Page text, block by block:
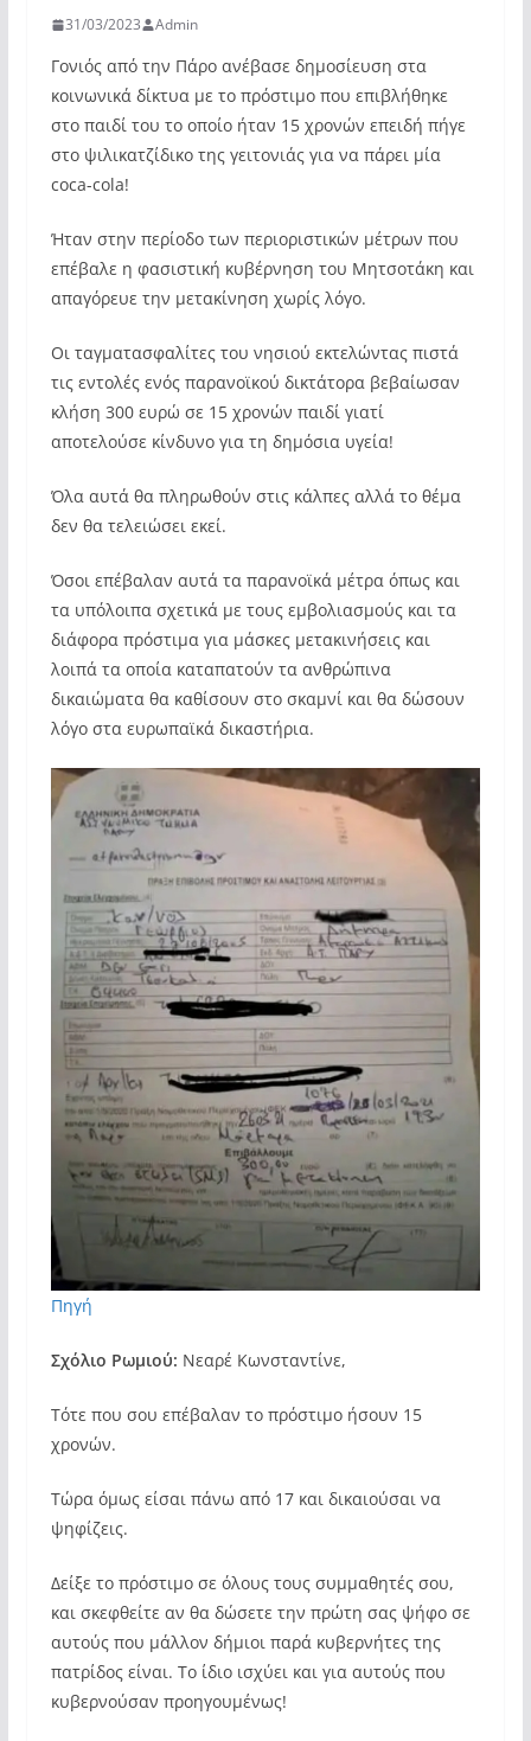
31/03/2023 Admin
Γονιός από την Πάρο ανέβασε δημοσίευση στα
κοινωνικά δίκτυα με το πρόστιμο που επιβλήθηκε
στο παιδί του το οποίο ήταν 15 χρονών επειδή πήγε
στο ψιλικατζίδικο της γειτονιάς για να πάρει μία
coca-cola!
Ήταν στην περίοδο των περιοριστικών μέτρων που
επέβαλε η φασιστική κυβέρνηση του Μητσοτάκη και
απαγόρευε την μετακίνηση χωρίς λόγο.
Οι ταγματασφαλίτες του νησιού εκτελώντας πιστά
τις εντολές ενός παρανοϊκού δικτάτορα βεβαίωσαν
κλήση 300 ευρώ σε 15 χρονών παιδί γιατί
αποτελούσε κίνδυνο για τη δημόσια υγεία!
Όλα αυτά θα πληρωθούν στις κάλπες αλλά το θέμα
δεν θα τελειώσει εκεί.
Όσοι επέβαλαν αυτά τα παρανοϊκά μέτρα όπως και
τα υπόλοιπα σχετικά με τους εμβολιασμούς και τα
διάφορα πρόστιμα για μάσκες μετακινήσεις και
λοιπά τα οποία καταπατούν τα ανθρώπινα
δικαιώματα θα καθίσουν στο σκαμνί και θα δώσουν
λόγο στα ευρωπαϊκά δικαστήρια.
Πηγή
Σχόλιο Ρωμιού: Νεαρέ Κωνσταντίνε,
Τότε που σου επέβαλαν το πρόστιμο ήσουν 15
χρονών.
Τώρα όμως είσαι πάνω από 17 και δικαιούσαι να
ψηφίζεις.
Δείξε το πρόστιμο σε όλους τους συμμαθητές σου,
και σκεφθείτε αν θα δώσετε την πρώτη σας ψήφο σε
αυτούς που μάλλον δήμιοι παρά κυβερνήτες της
πατρίδος είναι. Το ίδιο ισχύει και για αυτούς που
κυβερνούσαν προηγουμένως!